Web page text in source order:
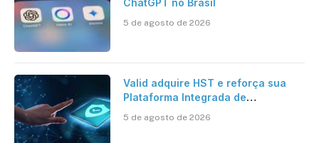
5 de agosto de 2026
Valid adquire HST e reforça sua
Plataforma Integrada de
5 de agosto de 2026